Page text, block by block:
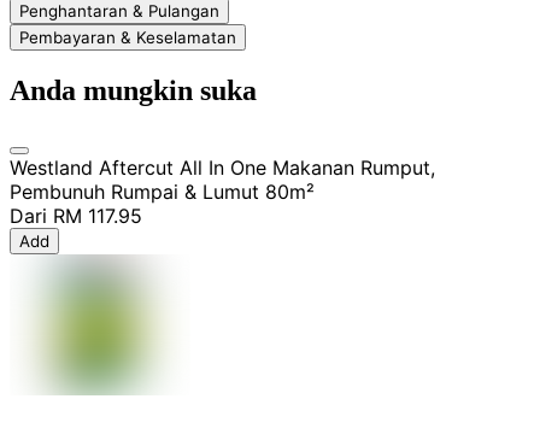
Penghantaran & Pulangan
Pembayaran & Keselamatan
Anda mungkin suka
Westland Aftercut All In One Makanan Rumput,
Pembunuh Rumpai & Lumut 80m²
Dari RM 117.95
Add